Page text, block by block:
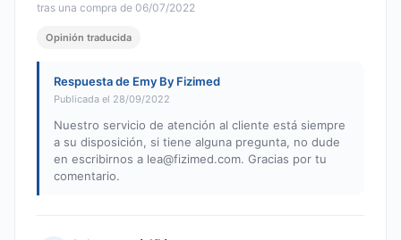
tras una compra de 06/07/2022
Opinión traducida
Respuesta de Emy By Fizimed
Publicada el 28/09/2022
Nuestro servicio de atención al cliente está siempre
a su disposición, si tiene alguna pregunta, no dude
en escribirnos a lea@fizimed.com. Gracias por tu
comentario.